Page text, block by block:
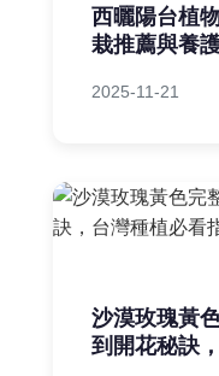
西曬陽台植
栽推薦與養
2025-11-21
沙漠玫瑰黃
到開花秘訣